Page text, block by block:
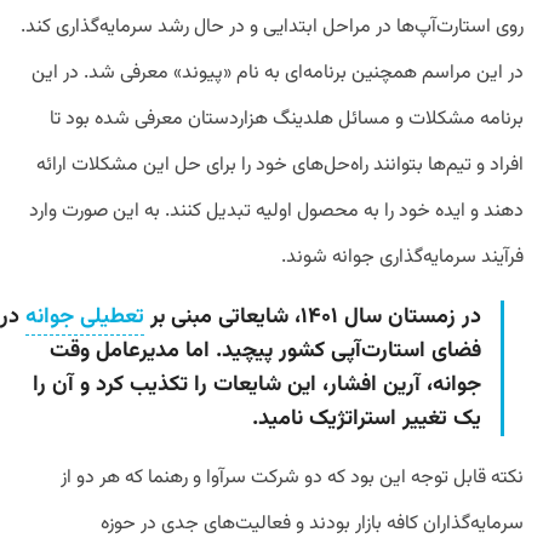
روی استارت‌آپ‌ها در مراحل ابتدایی و در حال رشد سرمایه‌گذاری کند.
در این مراسم همچنین برنامه‌ای به نام «پیوند» معرفی شد. در این
برنامه مشکلات و مسائل هلدینگ هزاردستان معرفی شده بود تا
افراد و تیم‌ها بتوانند راه‌حل‌های خود را برای حل این مشکلات ارائه
دهند و ایده خود را به محصول اولیه تبدیل کنند. به این صورت وارد
فرآیند سرمایه‌گذاری جوانه شوند.
در زمستان سال ۱۴۰۱، شایعاتی مبنی بر تعطیلی جوانهدر
فضای استارت‌آپی کشور پیچید. اما مدیرعامل وقت
جوانه، آرین افشار، این شایعات را تکذیب کرد و آن را
یک تغییر استراتژیک نامید.
نکته قابل توجه این بود که دو شرکت سرآوا و رهنما که هر دو از
سرمایه‌گذاران کافه بازار بودند و فعالیت‌های جدی در حوزه